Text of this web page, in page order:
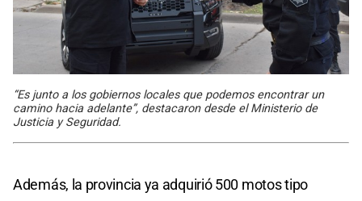
“Es junto a los gobiernos locales que podemos encontrar un
camino hacia adelante”, destacaron desde el Ministerio de
Justicia y Seguridad.
Además, la provincia ya adquirió 500 motos tipo